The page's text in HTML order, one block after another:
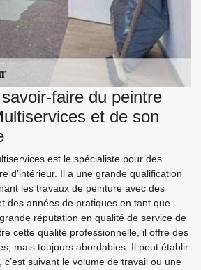
faire du peintre
et de son
est le spécialiste pour des
d’intérieur. Il a une grande qualification
les travaux de peinture avec des
des années de pratiques en tant que
réputation en qualité de service de
cette qualité professionnelle, il offre des
mais toujours abordables. Il peut établir
suivant le volume de travail ou une